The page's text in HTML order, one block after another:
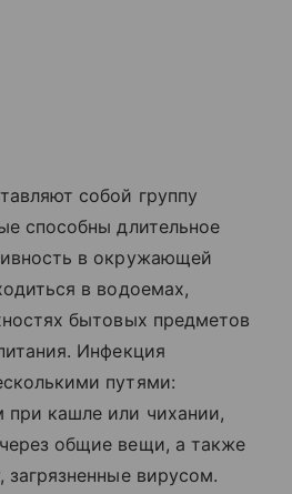
собой группу
способны длительное
в окружающей
в водоемах,
бытовых предметов
Инфекция
путями:
кашле или чихании,
общие вещи, а также
вирусом.